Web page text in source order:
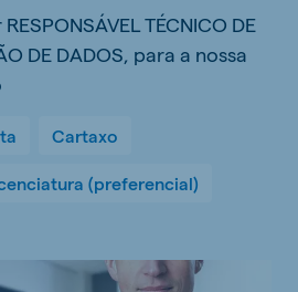
TÉCNICO DE
DE DADOS, para a nossa
Cartaxo
(preferencial)